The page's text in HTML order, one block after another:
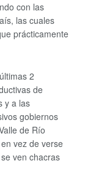
con las
las cuales
prácticamente
2
de
y a las
gobiernos
de Río
vez de verse
ven chacras